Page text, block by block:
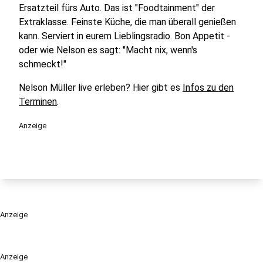
Anzeige
Ersatzteil fürs Auto. Das ist "Foodtainment" der
Extraklasse. Feinste Küche, die man überall genießen
kann. Serviert in eurem Lieblingsradio. Bon Appetit -
oder wie Nelson es sagt: "Macht nix, wenn's
schmeckt!"
Nelson Müller live erleben? Hier gibt es Infos zu den
Terminen.
Anzeige
Anzeige